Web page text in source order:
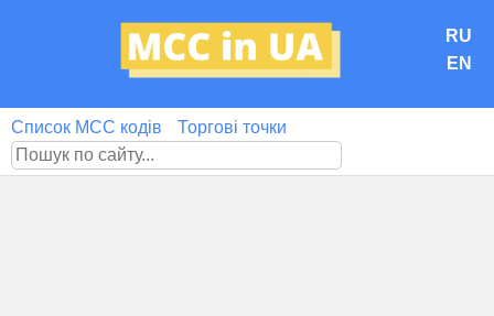
RU
EN
Список MCC кодів Торгові точки